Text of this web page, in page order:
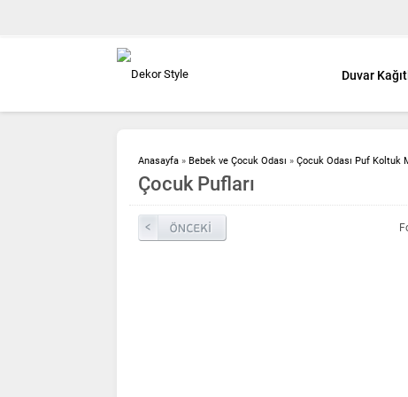
Duvar
Anasayfa » Bebek ve Çocuk Odası » Çocuk Odası Puf Koltuk
Çocuk Pufları